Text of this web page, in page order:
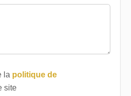
la politique de
site